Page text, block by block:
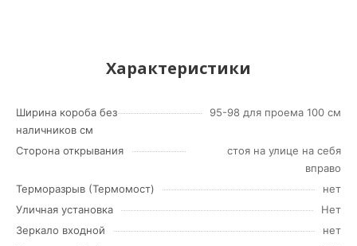
Характеристики
Ширина короба без
наличников см
95-98 для проема 100 см
Сторона открывания
стоя на улице на себя
вправо
Терморазрыв (Термомост)
нет
Уличная установка
Нет
Зеркало входной
нет